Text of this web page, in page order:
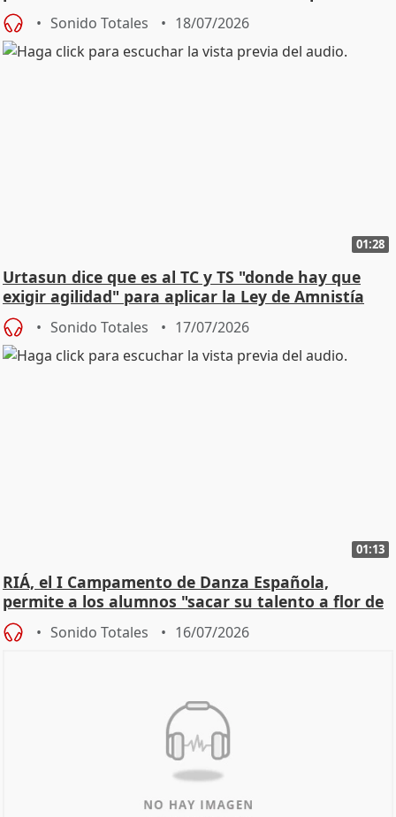
Sonido Totales 18/07/2026
01:28
Urtasun dice que es al TC y TS "donde hay que
exigir agilidad" para aplicar la Ley de Amnistía
Sonido Totales 17/07/2026
01:13
RIÁ, el I Campamento de Danza Española,
permite a los alumnos "sacar su talento a flor de
piel"
Sonido Totales 16/07/2026